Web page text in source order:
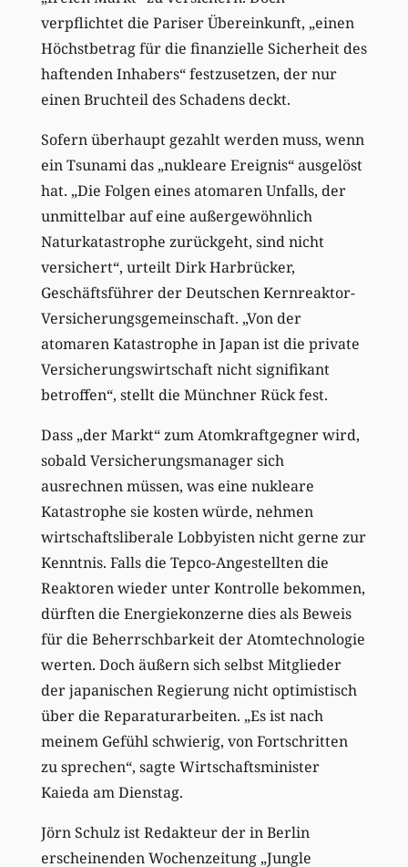
verpflichtet die Pariser Übereinkunft, „einen
Höchstbetrag für die finanzielle Sicherheit des
haftenden Inhabers“ festzusetzen, der nur
einen Bruchteil des Schadens deckt.
Sofern überhaupt gezahlt werden muss, wenn
ein Tsunami das „nukleare Ereignis“ ausgelöst
hat. „Die Folgen eines atomaren Unfalls, der
unmittelbar auf eine außergewöhnlich
Naturkatastrophe zurückgeht, sind nicht
versichert“, urteilt Dirk Harbrücker,
Geschäftsführer der Deutschen Kernreaktor-
Versicherungsgemeinschaft. „Von der
atomaren Katastrophe in Japan ist die private
Versicherungswirtschaft nicht signifikant
betroffen“, stellt die Münchner Rück fest.
Dass „der Markt“ zum Atomkraftgegner wird,
sobald Versicherungsmanager sich
ausrechnen müssen, was eine nukleare
Katastrophe sie kosten würde, nehmen
wirtschaftsliberale Lobbyisten nicht gerne zur
Kenntnis. Falls die Tepco-Angestellten die
Reaktoren wieder unter Kontrolle bekommen,
dürften die Energiekonzerne dies als Beweis
für die Beherrschbarkeit der Atomtechnologie
werten. Doch äußern sich selbst Mitglieder
der japanischen Regierung nicht optimistisch
über die Reparaturarbeiten. „Es ist nach
meinem Gefühl schwierig, von Fortschritten
zu sprechen“, sagte Wirtschaftsminister
Kaieda am Dienstag.
Jörn Schulz ist Redakteur der in Berlin
erscheinenden Wochenzeitung „Jungle